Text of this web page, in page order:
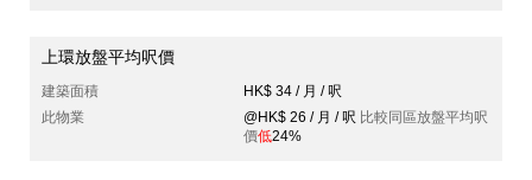
上環放盤平均呎價
建築面積
HK$ 34 / 月 / 呎
此物業
@HK$ 26 / 月 / 呎 比較同區放盤平均呎
價低24%